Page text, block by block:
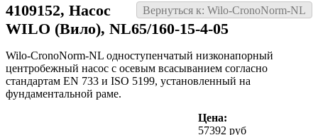
Вернуться к: Wilo-CronoNorm-NL
4109152, Насос
WILO (Вило), NL65/160-15-4-05
Wilo-CronoNorm-NL одноступенчатый низконапорный
центробежный насос с осевым всасыванием согласно
стандартам EN 733 и ISO 5199, установленный на
фундаментальной раме.
Цена:
57392 руб